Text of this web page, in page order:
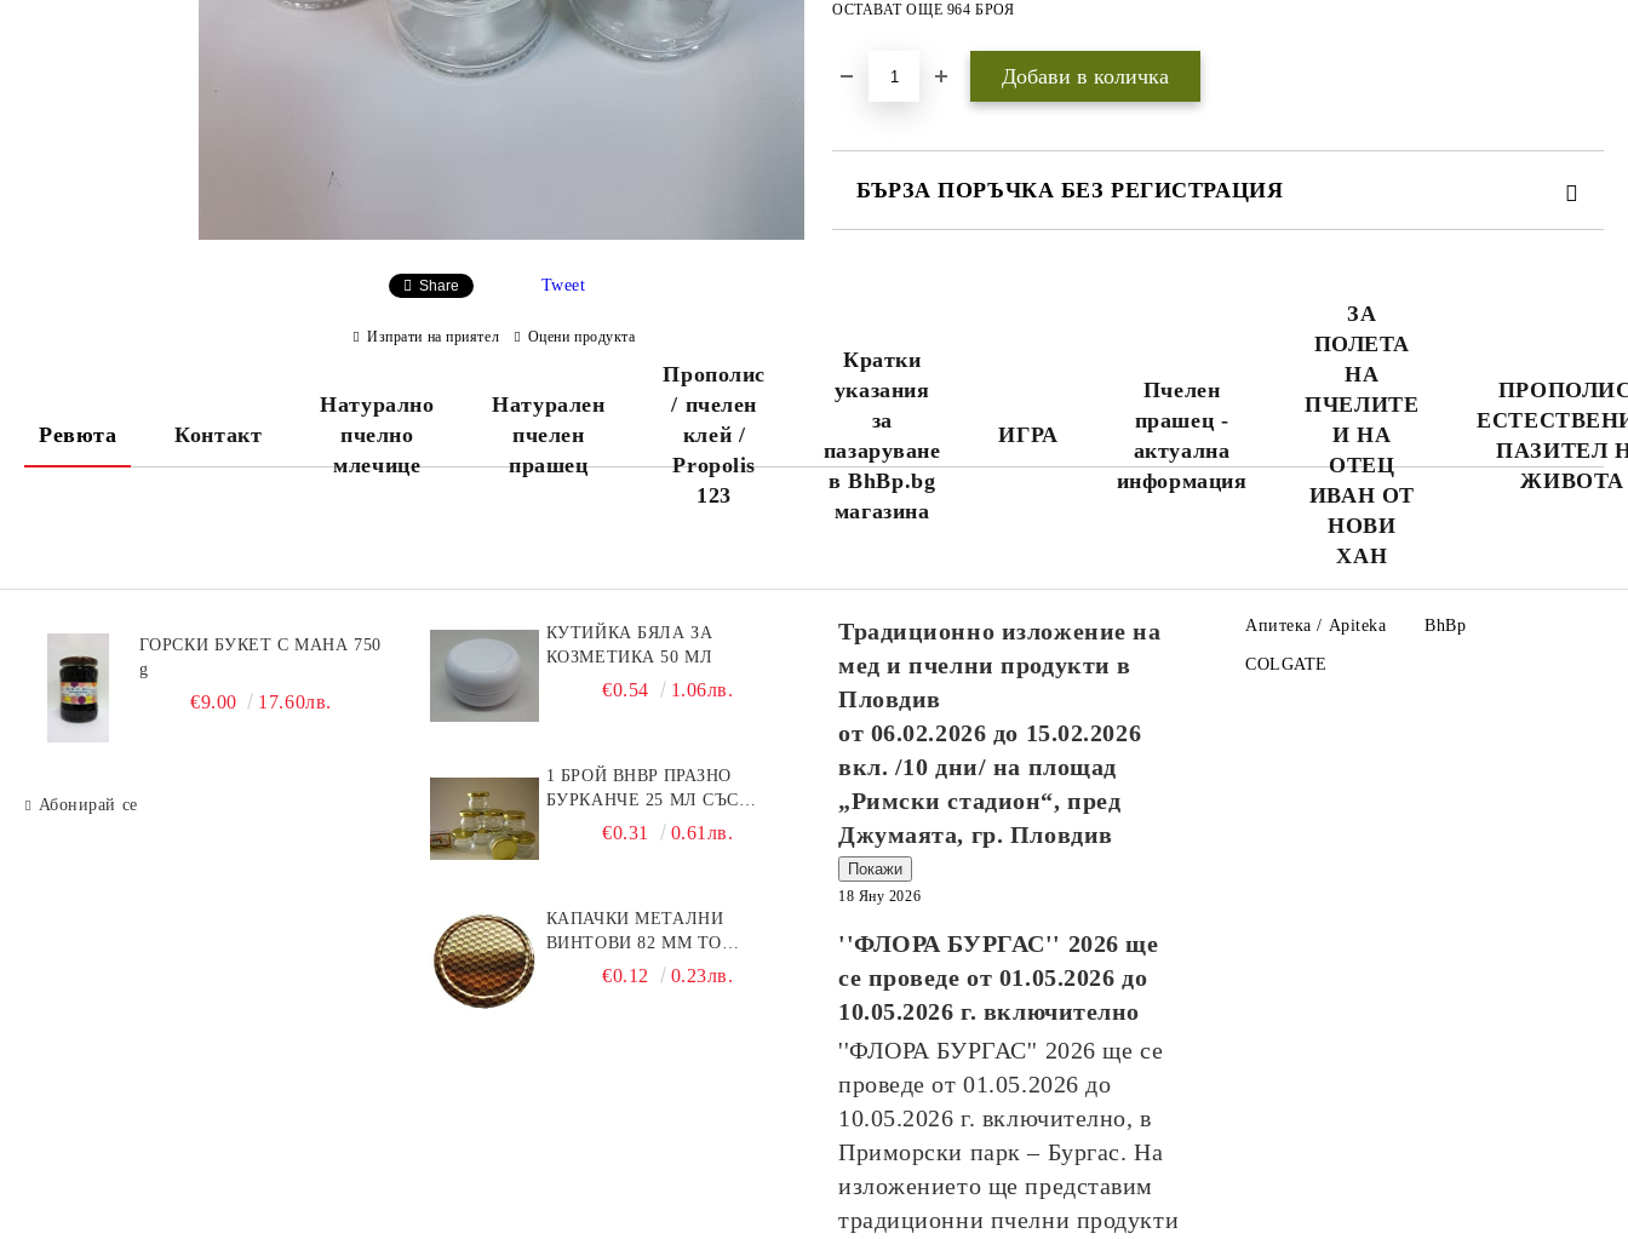
ОСТАВАТ ОЩЕ 964 БРОЯ
БЪРЗА ПОРЪЧКА БЕЗ РЕГИСТРАЦИЯ
Ние ще се свържем с вас до
няколко дни за да финализираме
поръчката.
Ако желаете поръчката Ви да
пристигне максимално бързо,
моля обадете се на 0888456121
Стандартните поръчки се
където можете да
поръчвате повече
Share Tweet
Изпрати на приятел Оцени продукта
Ревюта Контакт
Натурално
пчелно
млечице
Натурален
пчелен
прашец
Прополис
/ пчелен
клей /
Propolis
123
Кратки
указания
за
пазаруване
в BhBp.bg
магазина
ИГРА
Пчелен
прашец -
актуална
информация
ЗА
ПОЛЕТА
НА
ПЧЕЛИТЕ
И НА
ОТЕЦ
ИВАН ОТ
НОВИ
ХАН
ПАЗИТЕЛ
ЖИВОТА
ГОРСКИ БУКЕТ С МАНА 750
g
€9.00 17.60лв.
Абонирай се
КУТИЙКА БЯЛА ЗА
КОЗМЕТИКА 50 МЛ
€0.54 1.06лв.
1 БРОЙ BHBP ПРАЗНО
БУРКАНЧЕ 25 МЛ СЪС
ЗЛАТИСТА КАПАЧКА
€0.31 0.61лв.
КАПАЧКИ МЕТАЛНИ
ВИНТОВИ 82 ММ ТО
ПЧЕЛНА ПИТА
€0.12 0.23лв.
Традиционно изложение на
мед и пчелни продукти в
Пловдив
от 06.02.2026 до 15.02.2026
вкл. /10 дни/ на площад
„Римски стадион“, пред
Джумаята, гр. Пловдив
Покажи
18 Яну 2026
''ФЛОРА БУРГАС'' 2026ще
се проведе от 01.05.2026 до
10.05.2026 г. включително
''ФЛОРА БУРГАС'' 2026ще се
проведе от01.05.2026 до
10.05.2026 г. включително, в
Приморски парк – Бургас. На
изложението ще представим
традиционни пчелни продукти
Апитека / Apiteka BhBp
COLGATE